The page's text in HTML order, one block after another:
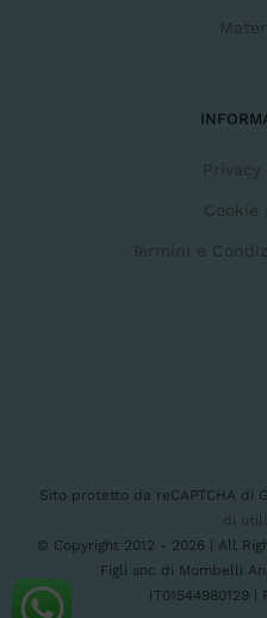
Privacy
Cookie
Termini e
Sito protetto da reCAPTCHA di
di
© Copyright 2012 - 2026 | All
Figli snc di Mombelli
IT01544980129 |